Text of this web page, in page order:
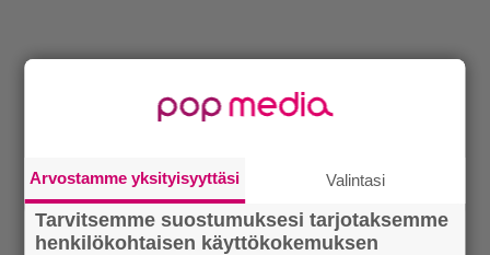
Arvostamme yksityisyyttäsi Valintasi
Tarvitsemme suostumuksesi tarjotaksemme
henkilökohtaisen käyttökokemuksen